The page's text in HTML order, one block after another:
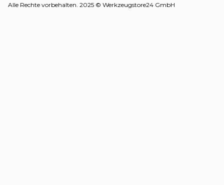
Alle Rechte vorbehalten. 2025 © Werkzeugstore24 GmbH